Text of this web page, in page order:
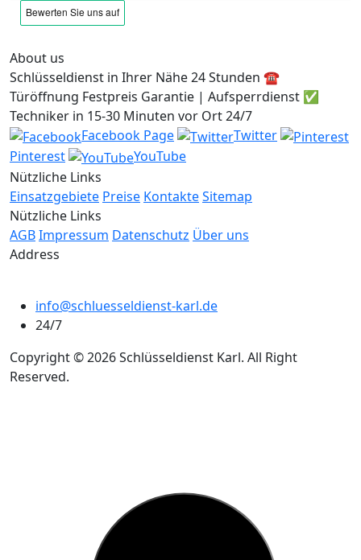
About us
Schlüsseldienst in Ihrer Nähe 24 Stunden ☎️
Türöffnung Festpreis Garantie | Aufsperrdienst ✅
Techniker in 15-30 Minuten vor Ort 24/7
Facebook Page
Twitter
Pinterest
YouTube
Nützliche Links
Einsatzgebiete Preise KontakteSitemap
Nützliche Links
AGBImpressum Datenschutz Über uns
Address
info@schluesseldienst-karl.de
24/7
Copyright © 2026 Schlüsseldienst Karl. All Right
Reserved.